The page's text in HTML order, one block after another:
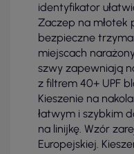
identyfikator
Zaczep na młotek
bezpieczne
miejscach
szwy zapewniają
z filtrem 40+ UPF
Kieszenie na
łatwym i szybkim
na linijkę. Wzór
Europejskiej.